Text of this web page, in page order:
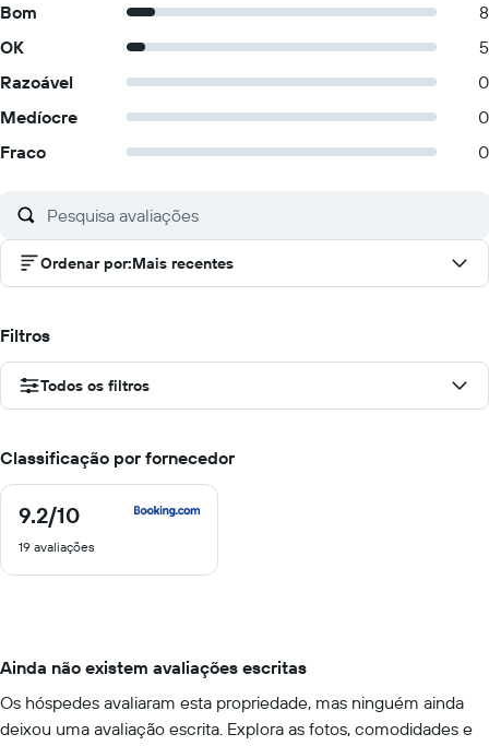
Bom
8
OK
5
Razoável
0
Medíocre
0
Fraco
0
Ordenar por:Mais recentes
Filtros
Todos os filtros
Classificação por fornecedor
9.2/10
9.2
10
19 avaliações
Ainda não existem avaliações escritas
Os hóspedes avaliaram esta propriedade, mas ninguém ainda
deixou uma avaliação escrita. Explora as fotos, comodidades e